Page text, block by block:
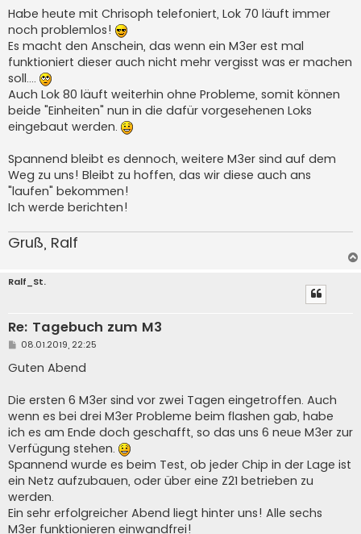
a
g
Habe heute mit Chrisoph telefoniert, Lok 70 läuft immer
noch problemlos!
Es macht den Anschein, das wenn ein M3er est mal
funktioniert dieser auch nicht mehr vergisst was er machen
soll....
Auch Lok 80 läuft weiterhin ohne Probleme, somit können
beide "Einheiten" nun in die dafür vorgesehenen Loks
eingebaut werden.
Spannend bleibt es dennoch, weitere M3er sind auf dem
Weg zu uns! Bleibt zu hoffen, das wir diese auch ans
"laufen" bekommen!
Ich werde berichten!
Gruß, Ralf
Ralf_St.
Re: Tagebuch zum M3
B
i
t
a
g
08.01.2019, 22:25
Guten Abend
Die ersten 6 M3er sind vor zwei Tagen eingetroffen. Auch
wenn es bei drei M3er Probleme beim flashen gab, habe
ich es am Ende doch geschafft, so das uns 6 neue M3er zur
Verfügung stehen.
Spannend wurde es beim Test, ob jeder Chip in der Lage ist
ein Netz aufzubauen, oder über eine Z21 betrieben zu
werden.
Ein sehr erfolgreicher Abend liegt hinter uns! Alle sechs
M3er funktionieren einwandfrei!